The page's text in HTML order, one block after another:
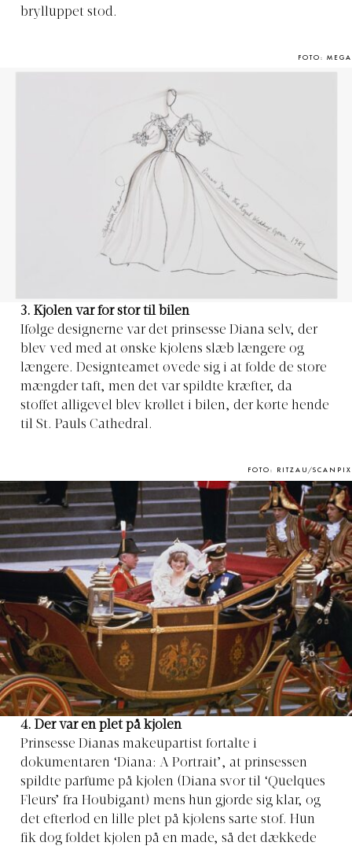
brylluppet stod.
FOTO: MEGA
3. Kjolen var for stor til bilen
Ifølge designerne var det prinsesse Diana selv, der
blev ved med at ønske kjolens slæb længere og
længere. Designteamet øvede sig i at folde de store
mængder taft, men det var spildte kræfter, da
stoffet alligevel blev krøllet i bilen, der kørte hende
til St. Pauls Cathedral.
FOTO: RITZAU/SCANPIX
4. Der var en plet på kjolen
Prinsesse Dianas makeupartist fortalte i
dokumentaren ‘Diana: A Portrait’, at prinsessen
spildte parfume på kjolen (Diana svor til ‘Quelques
Fleurs’ fra Houbigant) mens hun gjorde sig klar, og
det efterlod en lille plet på kjolens sarte stof. Hun
fik dog foldet kjolen på en made, så det dækkede